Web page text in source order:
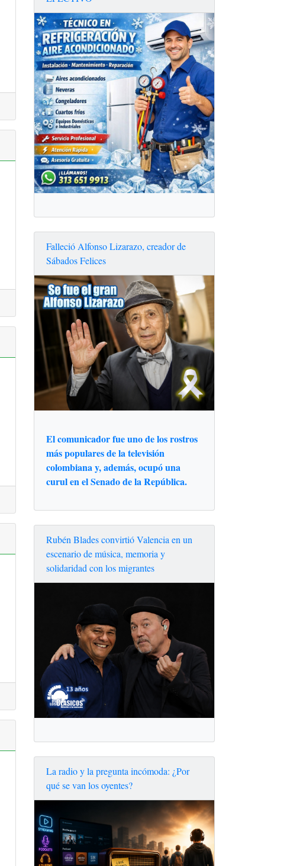
Falleció Alfonso Lizarazo, creador de
Sábados Felices
El comunicador fue uno de los rostros
más populares de la televisión
colombiana y, además, ocupó una
curul en el Senado de la República.
Rubén Blades convirtió Valencia en un
escenario de música, memoria y
solidaridad con los migrantes
La radio y la pregunta incómoda: ¿Por
qué se van los oyentes?